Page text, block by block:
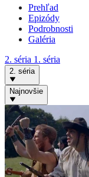
Prehľad
Epizódy
Podrobnosti
Galéria
2. séria 1. séria
2. séria
Najnovšie